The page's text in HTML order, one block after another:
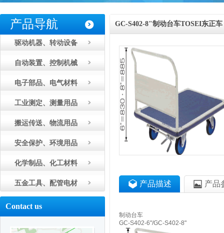
产品导航
驱动机器、转动设备
自动装置、控制机械
电子部品、电气材料
工业测定、测量用品
搬运传送、物流用品
安全保护、环境用品
化学制品、化工材料
五金工具、配管电材
Contact us
GC-S402-8"制动台车TOSEI东正车
产品描述 产品
制动台车
GC-S402-6"/GC-S402-8"